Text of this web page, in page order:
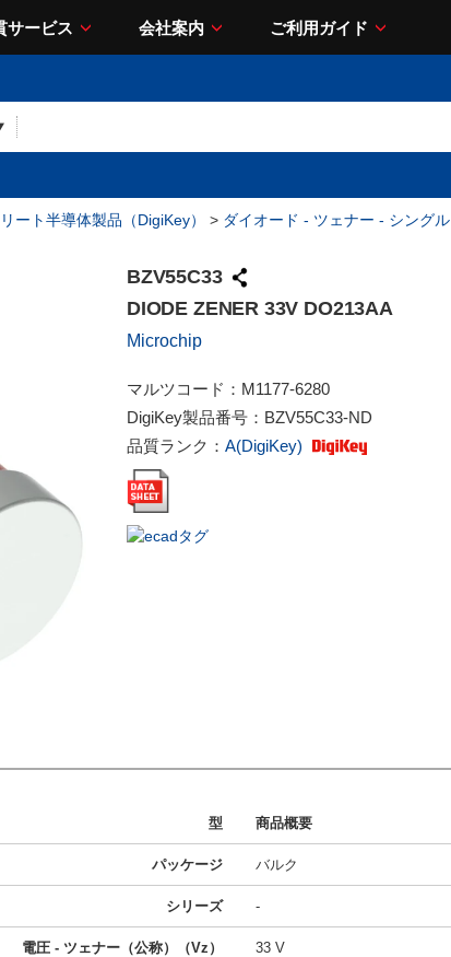
サービス 会社案内 ご利用ガイド
ート半導体製品（DigiKey） > ダイオード - ツェナー - シングル
BZV55C33
DIODE ZENER 33V DO213AA
Microchip
マルツコード： M1177-6280
DigiKey製品番号： BZV55C33-ND
品質ランク： A(DigiKey)
型 商品概要
パッケージ バルク
シリーズ -
電圧 - ツェナー（公称）（Vz） 33 V